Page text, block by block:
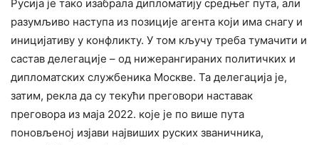
Русија је тако изабрала дипломатију средњег пута, али
разумљиво наступа из позиције агента који има снагу и
иницијативу у конфликту. У том кључу треба тумачити и
састав делегације – од нижерангираних политичких и
дипломатских службеника Москве. Та делегација је,
затим, рекла да су текући преговори наставак
преговора из маја 2022. које је по више пута
поновљеној изјави највиших руских званичника,